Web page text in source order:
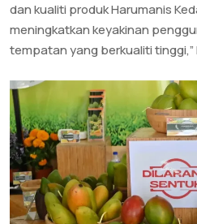
dan kualiti produk Harumanis
meningkatkan keyakinan
tempatan yang berkualiti